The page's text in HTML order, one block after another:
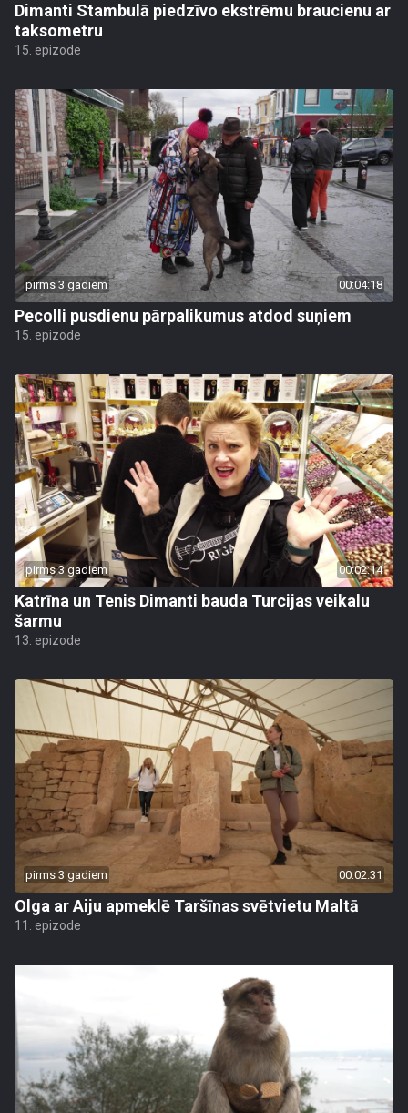
Dimanti Stambulā piedzīvo ekstrēmu braucienu ar
taksometru
15. epizode
pirms 3 gadiem 00:04:18
Pecolli pusdienu pārpalikumus atdod suņiem
15. epizode
pirms 3 gadiem 00:02:14
Katrīna un Tenis Dimanti bauda Turcijas veikalu
šarmu
13. epizode
pirms 3 gadiem 00:02:31
Olga ar Aiju apmeklē Taršīnas svētvietu Maltā
11. epizode